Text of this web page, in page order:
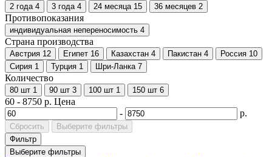
2 года 4 3 года 4 24 месяца 15 36 месяцев 2
Противопоказания
индивидуальная непереносимость 4
Страна производства
Австрия 12 Египет 16 Казахстан 4 Пакистан 4 Россия 10
Сирия 1 Турция 1 Шри-Ланка 7
Количество
80 шт 1 90 шт 3 100 шт 1 150 шт 6
60 - 8750 р. Цена
-
р.
Сбросить
Выберите фильтры
Фильтр
Выберите фильтры